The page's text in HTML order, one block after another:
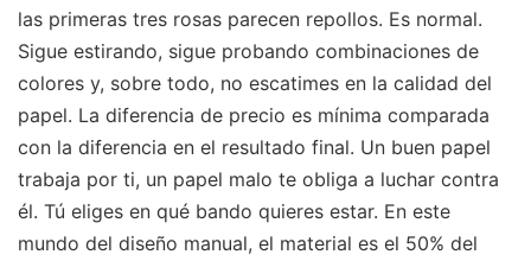
las primeras tres rosas parecen repollos. Es normal.
Sigue estirando, sigue probando combinaciones de
colores y, sobre todo, no escatimes en la calidad del
papel. La diferencia de precio es mínima comparada
con la diferencia en el resultado final. Un buen papel
trabaja por ti, un papel malo te obliga a luchar contra
él. Tú eliges en qué bando quieres estar. En este
mundo del diseño manual, el material es el 50% del